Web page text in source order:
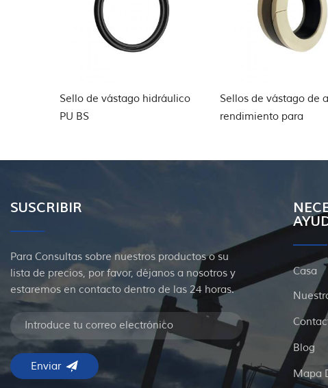
Sello de vástago hidráulico
PU BS
Sellos de vástago de
rendimiento para
SUSCRIBIR
Para Consultas sobre nuestros productos o su
lista de precios, por favor, déjanos a nosotros y
estaremos en contacto dentro de las 24 horas.
Casa
Blog
Mapa